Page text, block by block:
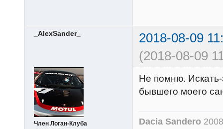
_AlexSander_
2018-08-09
(2018-08-09
Член Логан-Клуба
Не помню. Искать-
бывшего моего
Dacia Sandero